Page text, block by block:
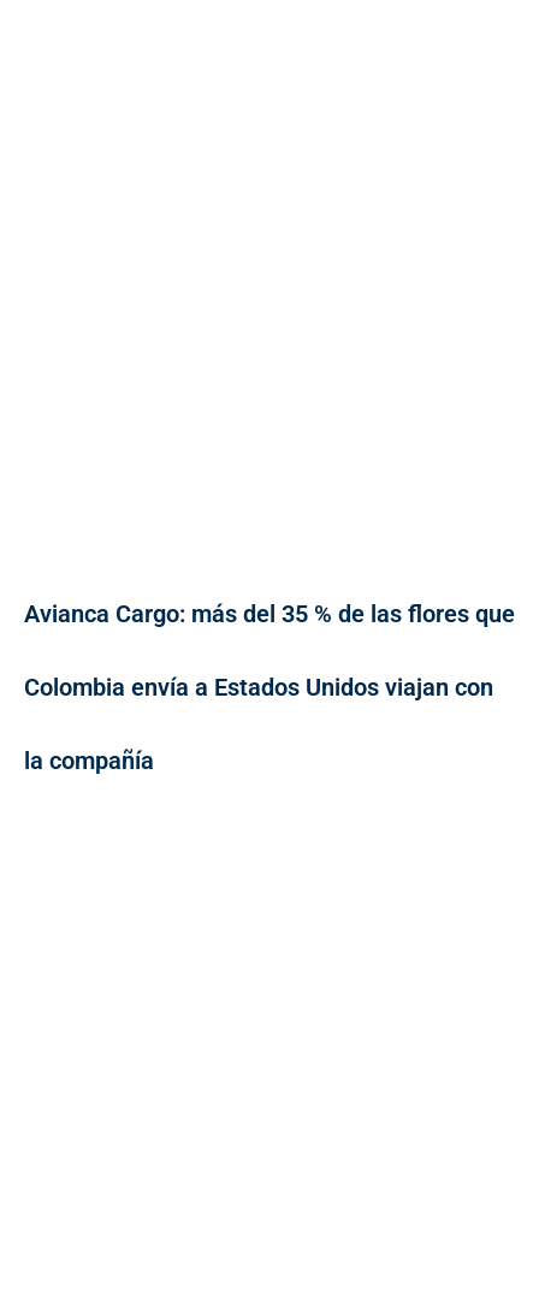
Avianca Cargo: más del 35 % de las flores que
Colombia envía a Estados Unidos viajan con
la compañía